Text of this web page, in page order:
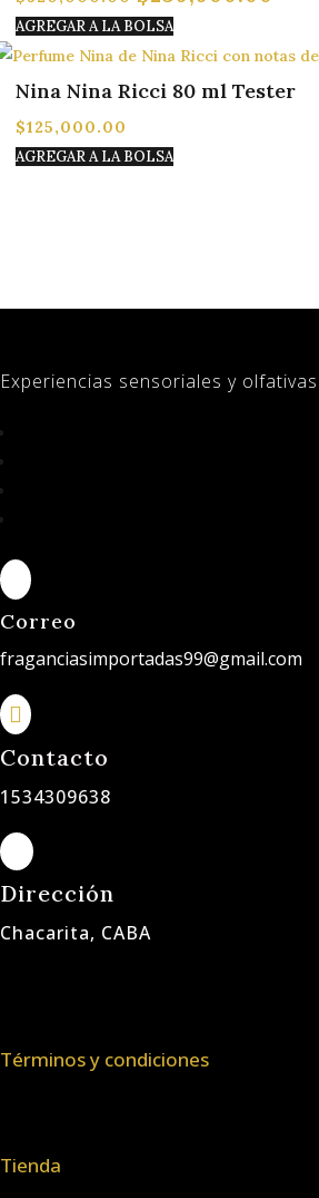
precio
original
era:
AGREGAR A LA BOLSA
Nina Nina Ricci 80 ml Tester
$125,000.00
AGREGAR A LA BOLSA
Experiencias sensoriales y
Correo
fraganciasimportadas99@gmail.com

Contacto
1534309638
Dirección
Chacarita, CABA
Términos y condiciones
Tienda